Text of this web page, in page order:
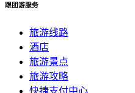
跟团游服务
旅游线路
酒店
旅游景点
旅游攻略